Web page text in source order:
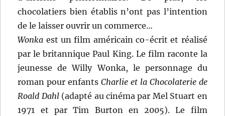
chocolatiers bien établis n’ont pas l’intention
de le laisser ouvrir un commerce…
Wonka est un film américain co-écrit et réalisé
par le britannique Paul King. Le film raconte la
jeunesse de Willy Wonka, le personnage du
roman pour enfantsCharlie et la Chocolaterie de
Roald Dahl (adapté au cinéma par Mel Stuart en
1971 et par Tim Burton en 2005). Le film